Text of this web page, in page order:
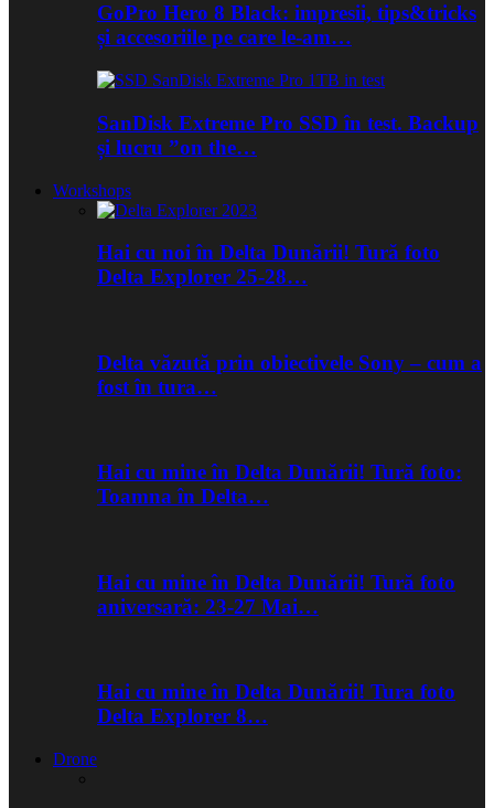
GoPro Hero 8 Black: impresii, tips&tricks
și accesoriile pe care le-am…
SanDisk Extreme Pro SSD în test. Backup
și lucru ”on the…
Workshops
Hai cu noi în Delta Dunării! Tură foto
Delta Explorer 25-28…
Delta văzută prin obiectivele Sony – cum a
fost în tura…
Hai cu mine în Delta Dunării! Tură foto:
Toamna în Delta…
Hai cu mine în Delta Dunării! Tură foto
aniversară: 23-27 Mai…
Hai cu mine în Delta Dunării! Tura foto
Delta Explorer 8…
Drone